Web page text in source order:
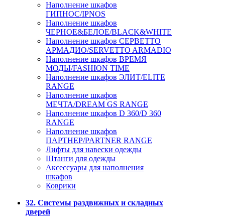
Наполнение шкафов
ГИПНОС/IPNOS
Наполнение шкафов
ЧЕРНОЕ&БЕЛОЕ/BLACK&WHITE
Наполнение шкафов СЕРВЕТТО
АРМАДИО/SERVETTO ARMADIO
Наполнение шкафов ВРЕМЯ
МОДЫ/FASHION TIME
Наполнение шкафов ЭЛИТ/ELITE
RANGE
Наполнение шкафов
МЕЧТА/DREAM GS RANGE
Наполнение шкафов D 360/D 360
RANGE
Наполнение шкафов
ПАРТНЕР/PARTNER RANGE
Лифты для навески одежды
Штанги для одежды
Аксессуары для наполнения
шкафов
Коврики
32. Системы раздвижных и складных
дверей